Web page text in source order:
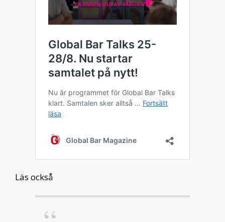
Läs också